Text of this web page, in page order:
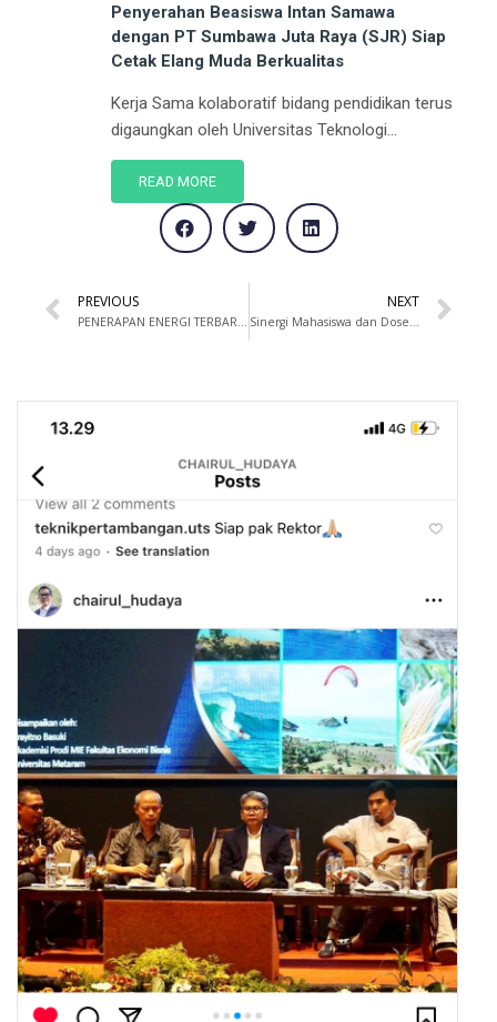
Penyerahan Beasiswa Intan Samawa
dengan PT Sumbawa Juta Raya (SJR) Siap
Cetak Elang Muda Berkualitas
Kerja Sama kolaboratif bidang pendidikan terus
digaungkan oleh Universitas Teknologi...
READ MORE
PREVIOUS
PENERAPAN ENERGI TERBARUKAN UNTUK MENCAPAI KEMANDIRIAN DESA DI PROVINSI NUSA TENGGARA BARAT
NEXT
Sinergi Mahasiswa dan Dosen, UTS Lolos Pendanaan Program Talenta Inovasi Indonesia 2021